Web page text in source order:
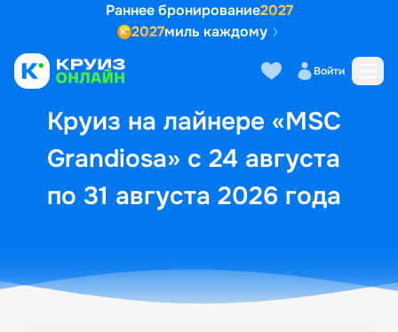
Раннее бронирование2027
2027миль каждому
Войти
Круиз на лайнере «MSC
Grandiosa» с 24 августа
по 31 августа 2026 года
Выбор кают Маршрут и